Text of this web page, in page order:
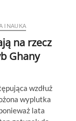
I NAUKA
na rzecz
Ghany
wzdłuż
wyplutka
lata